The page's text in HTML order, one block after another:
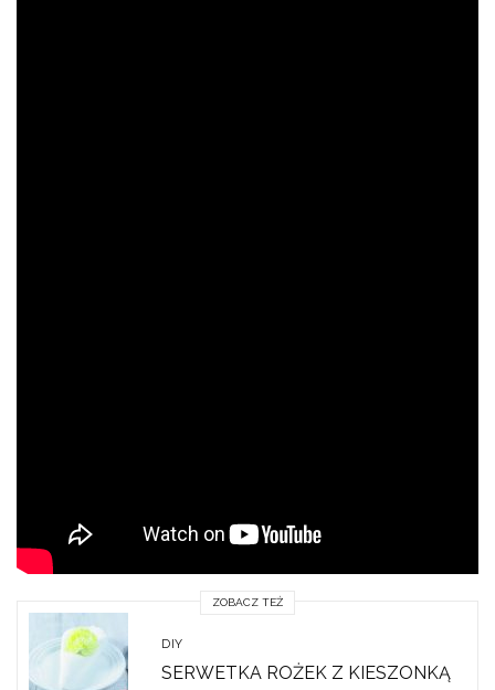
ZOBACZ TEŻ
DIY
SERWETKA ROŻEK Z KIESZONKĄ